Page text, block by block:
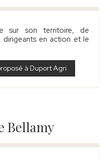
sur son territoire, de
en action et le
à Duport Agri
Bellamy